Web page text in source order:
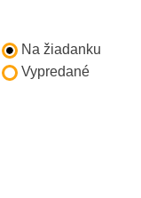
Na žiadanku
Vypredané